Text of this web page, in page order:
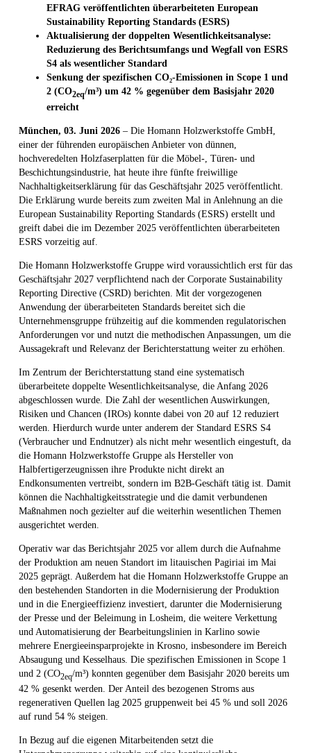
EFRAG veröffentlichten überarbeiteten European
Sustainability Reporting Standards (ESRS)
Aktualisierung der doppelten Wesentlichkeitsanalyse:
Reduzierung des Berichtsumfangs und Wegfall von ESRS
S4 als wesentlicher Standard
Senkung der spezifischen CO₂-Emissionen in Scope 1 und
2 (CO2eq/m³) um 42 % gegenüber dem Basisjahr 2020
erreicht
München, 03. Juni 2026 – Die Homann Holzwerkstoffe GmbH,
einer der führenden europäischen Anbieter von dünnen,
hochveredelten Holzfaserplatten für die Möbel-, Türen- und
Beschichtungsindustrie, hat heute ihre fünfte freiwillige
Nachhaltigkeitserklärung für das Geschäftsjahr 2025 veröffentlicht.
Die Erklärung wurde bereits zum zweiten Mal in Anlehnung an die
European Sustainability Reporting Standards (ESRS) erstellt und
greift dabei die im Dezember 2025 veröffentlichten überarbeiteten
ESRS vorzeitig auf.
Die Homann Holzwerkstoffe Gruppe wird voraussichtlich erst für das
Geschäftsjahr 2027 verpflichtend nach der Corporate Sustainability
Reporting Directive (CSRD) berichten. Mit der vorgezogenen
Anwendung der überarbeiteten Standards bereitet sich die
Unternehmensgruppe frühzeitig auf die kommenden regulatorischen
Anforderungen vor und nutzt die methodischen Anpassungen, um die
Aussagekraft und Relevanz der Berichterstattung weiter zu erhöhen.
Im Zentrum der Berichterstattung stand eine systematisch
überarbeitete doppelte Wesentlichkeitsanalyse, die Anfang 2026
abgeschlossen wurde. Die Zahl der wesentlichen Auswirkungen,
Risiken und Chancen (IROs) konnte dabei von 20 auf 12 reduziert
werden. Hierdurch wurde unter anderem der Standard ESRS S4
(Verbraucher und Endnutzer) als nicht mehr wesentlich eingestuft, da
die Homann Holzwerkstoffe Gruppe als Hersteller von
Halbfertigerzeugnissen ihre Produkte nicht direkt an
Endkonsumenten vertreibt, sondern im B2B-Geschäft tätig ist. Damit
können die Nachhaltigkeitsstrategie und die damit verbundenen
Maßnahmen noch gezielter auf die weiterhin wesentlichen Themen
ausgerichtet werden.
Operativ war das Berichtsjahr 2025 vor allem durch die Aufnahme
der Produktion am neuen Standort im litauischen Pagiriai im Mai
2025 geprägt. Außerdem hat die Homann Holzwerkstoffe Gruppe an
den bestehenden Standorten in die Modernisierung der Produktion
und in die Energieeffizienz investiert, darunter die Modernisierung
der Presse und der Beleimung in Losheim, die weitere Verkettung
und Automatisierung der Bearbeitungslinien in Karlino sowie
mehrere Energieeinsparprojekte in Krosno, insbesondere im Bereich
Absaugung und Kesselhaus. Die spezifischen Emissionen in Scope 1
und 2 (CO2eq/m³) konnten gegenüber dem Basisjahr 2020 bereits um
42 % gesenkt werden. Der Anteil des bezogenen Stroms aus
regenerativen Quellen lag 2025 gruppenweit bei 45 % und soll 2026
auf rund 54 % steigen.
In Bezug auf die eigenen Mitarbeitenden setzt die